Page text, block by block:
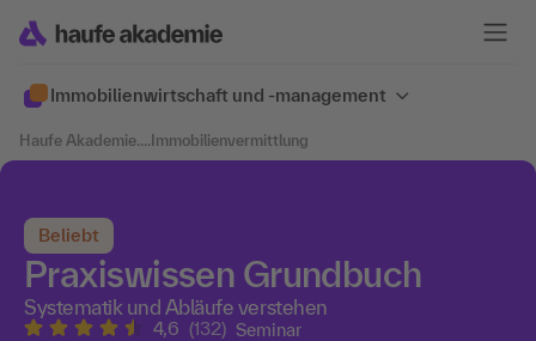
Immobilien­wirtschaft und -management
Haufe Akademie....Immobilienvermittlung
Beliebt
Praxiswissen Grundbuch
Systematik und Abläufe verstehen
4,6 (132) Seminar